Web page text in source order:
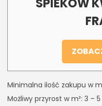
Minimalna ilość zakupu w
Możliwy przyrost w m²: 3 – 5